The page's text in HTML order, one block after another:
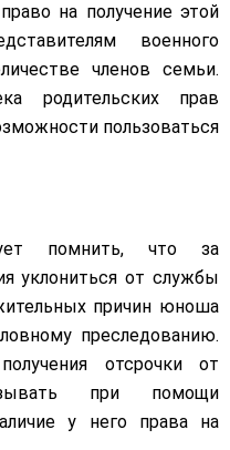
на получение этой
военного
членов семьи.
родительских прав
пользоваться
помнить, что за
уклониться от службы
причин юноша
преследованию.
отсрочки от
при помощи
у него права на